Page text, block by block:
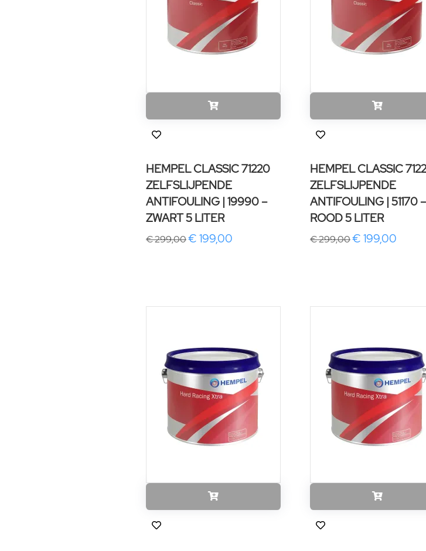
HEMPEL CLASSIC 71220
ZELFSLIJPENDE
ANTIFOULING | 19990 –
ZWART 5 LITER
€ 299,00€ 199,00
HEMPEL CLASSIC
ZELFSLIJPENDE
ANTIFOULING | 51170 –
ROOD 5 LITER
€ 299,00€ 199,00